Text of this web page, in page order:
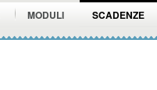
MODULI SCADENZE